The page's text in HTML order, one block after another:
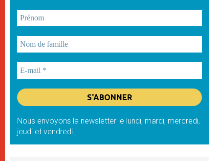
Nous envoyons la newsletter le lundi, mardi, mercredi,
jeudi et vendredi